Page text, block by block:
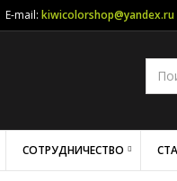
E-mail: kiwicolorshop@yandex.ru
СОТРУДНИЧЕСТВО